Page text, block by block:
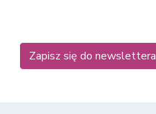
Zapisz się do newslettera